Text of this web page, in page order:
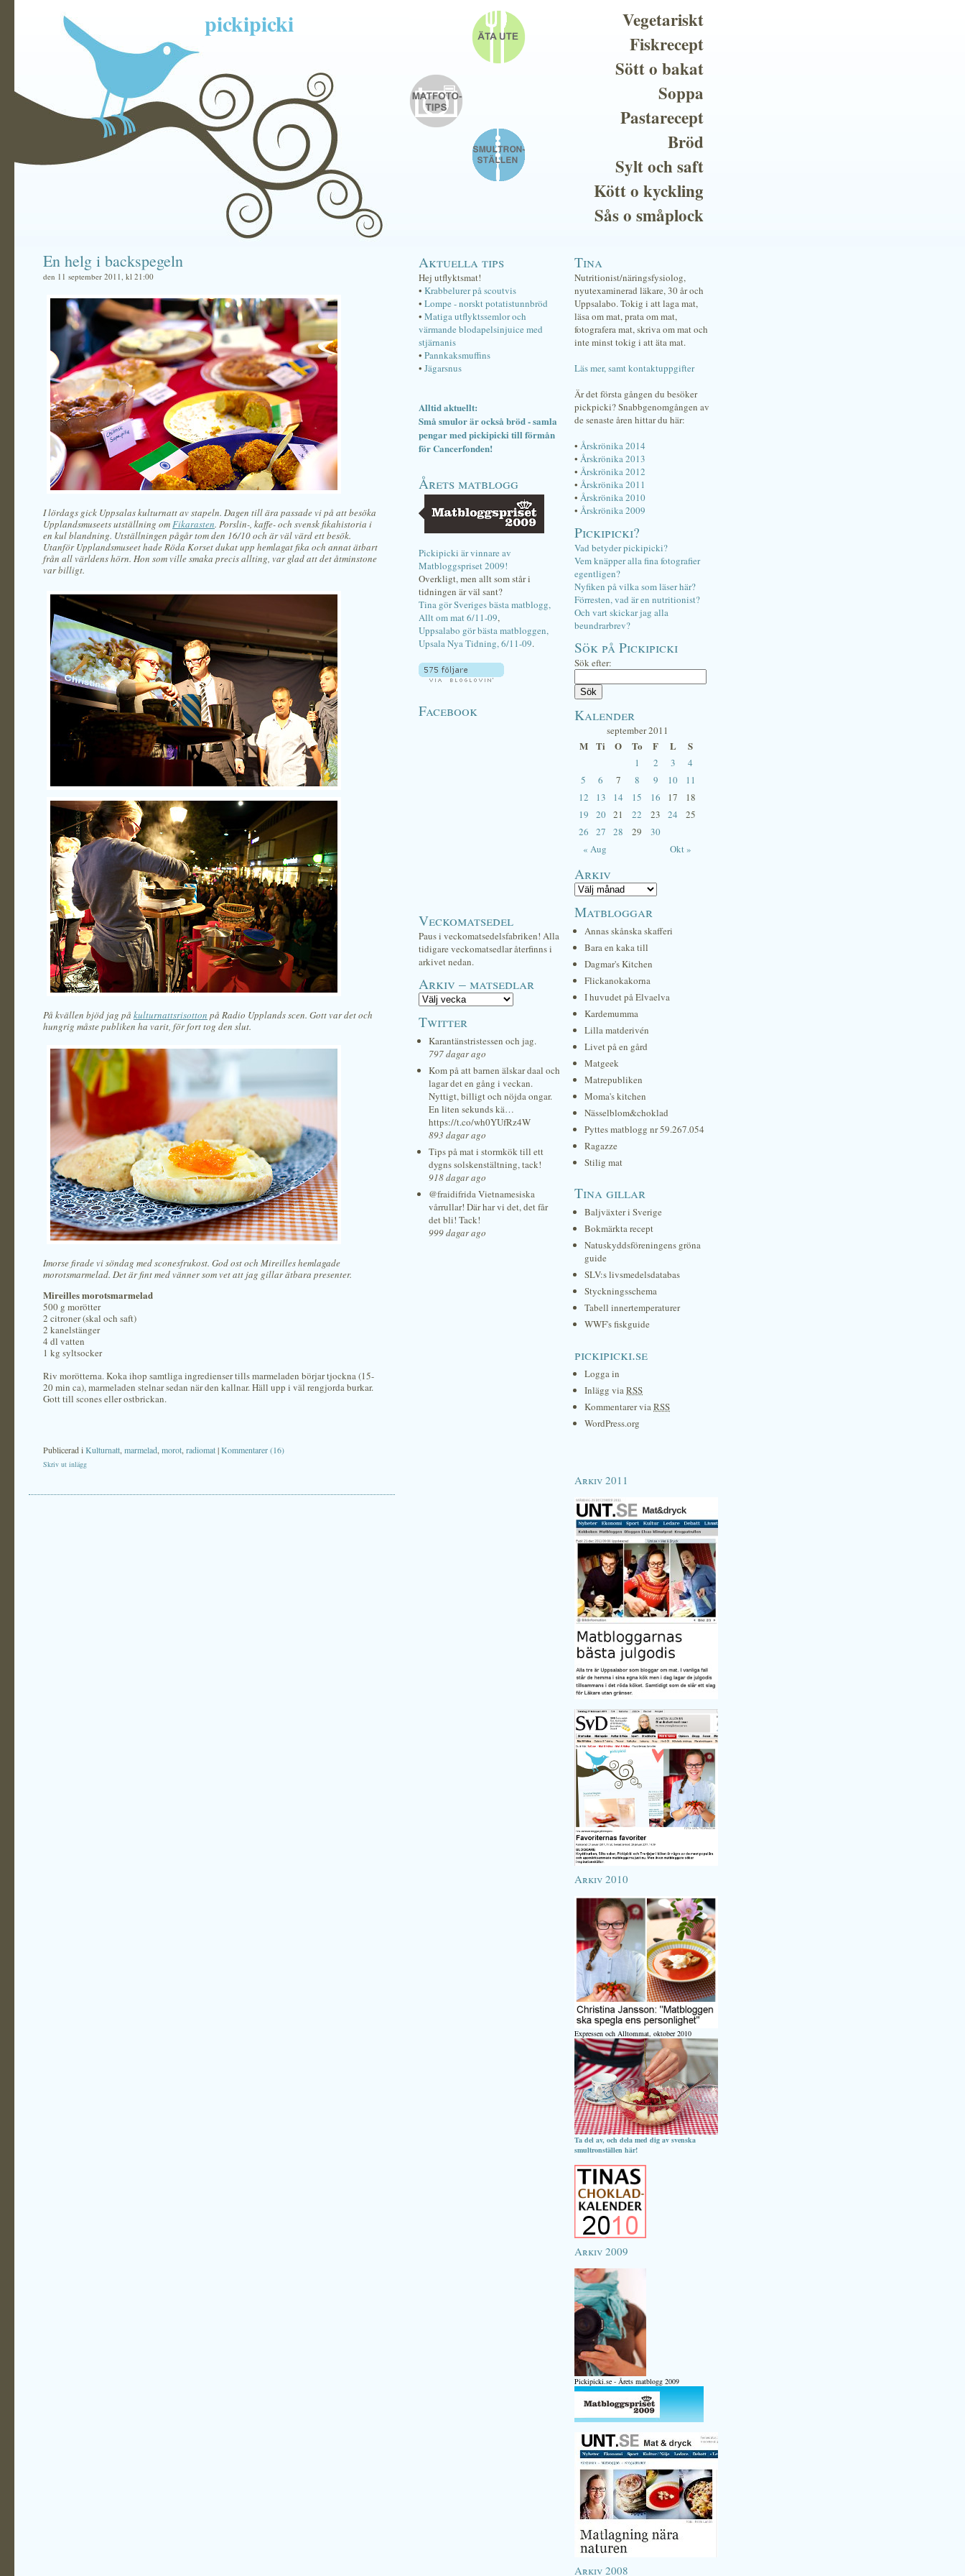
pickipicki
Vegetariskt
Fiskrecept
Sött o bakat
Soppa
Pastarecept
Bröd
Sylt och saft
Kött o kyckling
Sås o småplock
En helg i backspegeln
den 11 september 2011, kl 21:00
I lördags gick Uppsalas kulturnatt av stapeln. Dagen till ära passade vi på att besöka
Upplandsmuseets utställning omFikarasten. Porslin-, kaffe- och svensk fikahistoria i
en kul blandning. Utställningen pågår tom den 16/10 och är väl värd ett besök.
Utanför Upplandsmuseet hade Röda Korset dukat upp hemlagat fika och annat ätbart
från all världens hörn. Hon som ville smaka precis allting, var glad att det åtminstone
var billigt.
På kvällen bjöd jag på kulturnattsrisotton på Radio Upplands scen. Gott var det och
hungrig måste publiken ha varit, för fort tog den slut.
Imorse firade vi söndag med sconesfrukost. God ost och Mireilles hemlagade
morotsmarmelad. Det är fint med vänner som vet att jag gillar ätbara presenter.
Mireilles morotsmarmelad
500 g morötter
2 citroner (skal och saft)
2 kanelstänger
4 dl vatten
1 kg syltsocker
Riv morötterna. Koka ihop samtliga ingredienser tills marmeladen börjar tjockna (15-
20 min ca), marmeladen stelnar sedan när den kallnar. Häll upp i väl rengjorda burkar.
Gott till scones eller ostbrickan.
Publicerad iKulturnatt marmelad morot radiomat|Kommentarer (16)
Skriv ut inlägg
Aktuella tips
Hej utflyktsmat!
• Krabbelurer på scoutvis
• Lompe - norskt potatistunnbröd
• Matiga utflyktssemlor och
värmande blodapelsinjuice med
stjärnanis
• Pannkaksmuffins
• Jägarsnus
Alltid aktuellt:
Små smulor är också bröd - samla
pengar med pickipicki till förmån
för Cancerfonden!
Årets matblogg
Pickipicki är vinnare av
Matbloggspriset 2009!
Overkligt, men allt som står i
tidningen är väl sant?
Tina gör Sveriges bästa matblogg,
Allt om mat 6/11-09,
Uppsalabo gör bästa matbloggen,
Upsala Nya Tidning, 6/11-09.
Facebook
Veckomatsedel
Paus i veckomatsedelsfabriken! Alla
tidigare veckomatsedlar återfinns i
arkivet nedan.
Arkiv – matsedlar
Twitter
Karantänstristessen och jag.
797 dagar ago
Kom på att barnen älskar daal och
lagar det en gång i veckan.
Nyttigt, billigt och nöjda ongar.
En liten sekunds kä…
https://t.co/wh0YUfRz4W
893 dagar ago
Tips på mat i stormkök till ett
dygns solskenstältning, tack!
918 dagar ago
@fraidifrida Vietnamesiska
vårrullar! Där har vi det, det får
det bli! Tack!
999 dagar ago
Tina
Nutritionist/näringsfysiolog,
nyutexaminerad läkare, 30 år och
Uppsalabo. Tokig i att laga mat,
läsa om mat, prata om mat,
fotografera mat, skriva om mat och
inte minst tokig i att äta mat.
Läs mer, samt kontaktuppgifter
Är det första gången du besöker
pickpicki? Snabbgenomgången av
de senaste åren hittar du här:
• Årskrönika 2014
• Årskrönika 2013
• Årskrönika 2012
• Årskrönika 2011
• Årskrönika 2010
• Årskrönika 2009
Pickipicki?
Vad betyder pickipicki?
Vem knäpper alla fina fotografier
egentligen?
Nyfiken på vilka som läser här?
Förresten, vad är en nutritionist?
Och vart skickar jag alla
beundrarbrev?
Sök på Pickipicki
Sök efter:
Kalender
september 2011
M Ti O To F L S
« Aug Okt »
1 2 3
4
5
6 7 8 9 10
11
12
13 14 15 16 17
18
19
20 21 22 23 24
25
26
27 28 29 30
Arkiv
Matbloggar
Annas skånska skafferi
Bara en kaka till
Dagmar's Kitchen
Flickanokakorna
I huvudet på Elvaelva
Kardemumma
Lilla matderivén
Livet på en gård
Matgeek
Matrepubliken
Moma's kitchen
Nässelblom&choklad
Pyttes matblogg nr 59.267.054
Ragazze
Stilig mat
Tina gillar
Baljväxter i Sverige
Bokmärkta recept
Natuskyddsföreningens gröna
guide
SLV:s livsmedelsdatabas
Styckningsschema
Tabell innertemperaturer
WWF's fiskguide
pickipicki.se
Logga in
Inlägg viaRSS
Kommentarer viaRSS
WordPress.org
Arkiv 2011
Arkiv 2010
Expressen och Alltommat, oktober 2010
Ta del av, och dela med dig av svenska
smultronställen här!
Arkiv 2009
Pickipicki.se - Årets matblogg 2009
Arkiv 2008